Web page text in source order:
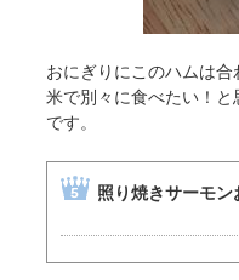
おにぎりにこのハムは
米で別々に食べたい！と
です。
照り焼きサーモン